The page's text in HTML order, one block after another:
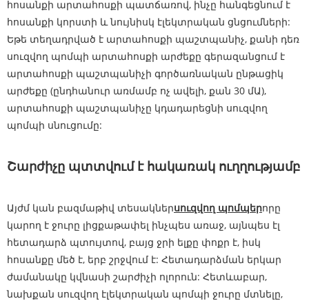
հոսանքի արտահոսքի պատճառով, ինչը հանգեցնում է
հոսանքի կորստի և նույնիսկ էլեկտրական ցնցումների:
Եթե ​​տեղադրված է արտահոսքի պաշտպանիչ, քանի դեռ
սուզվող պոմպի արտահոսքի արժեքը գերազանցում է
արտահոսքի պաշտպանիչի գործառնական ընթացիկ
արժեքը (ընդհանուր առմամբ ոչ ավելի, քան 30 մԱ),
արտահոսքի պաշտպանիչը կդադարեցնի սուզվող
պոմպի սնուցումը:
Շարժիչը պտտվում է հակառակ ուղղությամբ
Այժմ կան բազմաթիվ տեսակներսուզվող պոմպերորը
կարող է ջուրը լիցքաթափել ինչպես առաջ, այնպես էլ
հետադարձ պտույտով, բայց ջրի ելքը փոքր է, իսկ
հոսանքը մեծ է, երբ շրջվում է: Հետադարձման երկար
ժամանակը կվնասի շարժիչի ոլորուն: Հետևաբար,
նախքան սուզվող էլեկտրական պոմպի ջուրը մտնելը,